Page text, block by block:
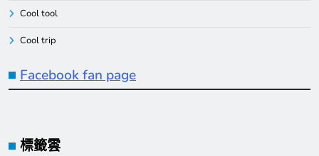
Cool tool
Cool trip
Facebook fan page
標籤雲